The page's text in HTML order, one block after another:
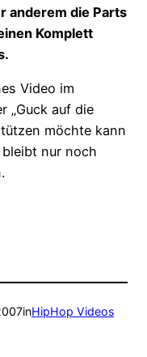
anderem die Parts
Komplett
Video im
„Guck auf die
möchte kann
nur noch
inHipHop Videos